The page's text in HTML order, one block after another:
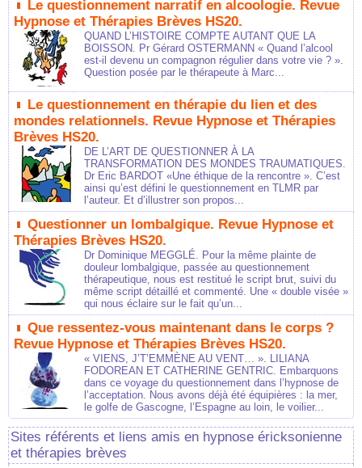
Le questionnement narratif en alcoologie. Revue
Hypnose et Thérapies Brèves HS20.
QUAND L’HISTOIRE COMPTE AUTANT QUE LA
BOISSON. Pr Gérard OSTERMANN « Quand l’alcool
est-il devenu un compagnon régulier dans votre vie ? ».
Question posée par le thérapeute à Marc...
Le questionnement en thérapie du lien et des
mondes relationnels. Revue Hypnose et Thérapies
Brèves HS20.
DE L’ART DE QUESTIONNER À LA
TRANSFORMATION DES MONDES TRAUMATIQUES.
Dr Eric BARDOT «Une éthique de la rencontre ». C’est
ainsi qu’est défini le questionnement en TLMR par
l’auteur. Et d’illustrer son propos...
Questionner un lombalgique. Revue Hypnose et
Thérapies Brèves HS20.
Dr Dominique MEGGLÉ. Pour la même plainte de
douleur lombalgique, passée au questionnement
thérapeutique, nous est restitué le script brut, suivi du
même script détaillé et commenté. Une « double visée »
qui nous éclaire sur le fait qu’un...
Que ressentez-vous maintenant dans le corps ?
Revue Hypnose et Thérapies Brèves HS20.
« VIENS, J’T’EMMÈNE AU VENT… ». LILIANA
FODOREAN ET CATHERINE GENTRIC. Embarquons
dans ce voyage du questionnement dans l’hypnose de
l’acceptation. Nous avons déjà été équipières : la mer,
le golfe de Gascogne, l’Espagne au loin, le voilier...
Sites référents et liens amis en hypnose éricksonienne
et thérapies brèves